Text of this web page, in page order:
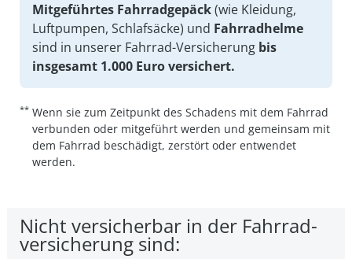
Mitgeführtes Fahrradgepäck(wie Kleidung,
Luftpumpen, Schlafsäcke) und Fahrradhelme
sind in unserer Fahrrad-Versicherung bis
insgesamt 1.000 Euroversichert.
** Wenn sie zum Zeitpunkt des Schadens mit dem Fahrrad
verbunden oder mitgeführt werden und gemeinsam mit
dem Fahrrad beschädigt, zerstört oder entwendet
werden.
Nicht versicherbar in der Fahrrad­
versicherung sind: